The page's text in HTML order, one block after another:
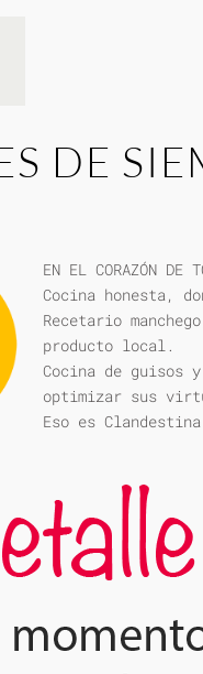
DE
EN EL CORAZÓN DE
Cocina honesta,
Recetario
producto local.
Cocina de guisos
optimizar sus
Eso es